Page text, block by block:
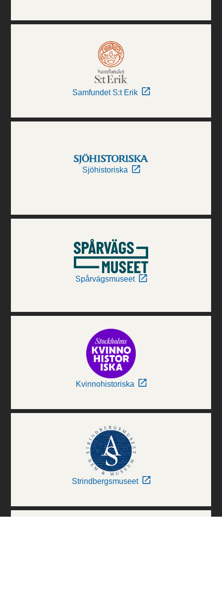
Samfundet S:t Erik
Sjöhistoriska
Spårvägsmuseet
Kvinnohistoriska
Strindbergsmuseet